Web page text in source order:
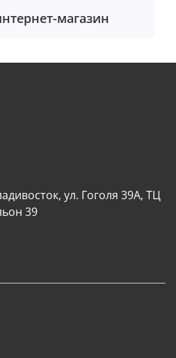
магазин
ул. Гоголя 39А, ТЦ
39